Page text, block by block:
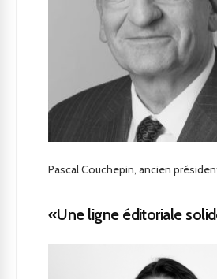
Pascal Couchepin, ancien
«Une ligne éditoriale